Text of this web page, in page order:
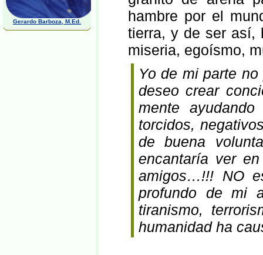
Gerardo Barboza, M.Ed.
hambre por el
tierra, y de ser así,
miseria, egoísmo,
Yo de mi parte
deseo crear
mente
torcidos,
de buena
encantaría ver
amigos…!!! NO
profundo de mi
tiranismo,
humanidad ha